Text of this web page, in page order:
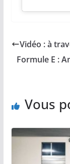
Vidéo : à
Formule E :
Vous